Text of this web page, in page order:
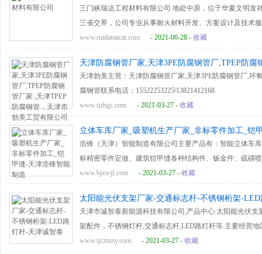
三门峡瑞达工程材料有限公司 地处中原，位于华夏文明发
三省交界，公司专业从事耐火材料开发、方案设计及技术
拥有耐火材料应用技术、热工设备设计技术、保温隔热工
配套炉用材料。 公司主要产品：硅酸铝节能材料系列产品
台车炉、滚筒炉、辊底炉及其他热处理设备的炉衬，产品
建材、工业炉、精密铸造、航天航空、热力管道及民用电
音、节能降耗等用途。 公司竭诚为客户提供优良产品、
好未来。
www.ruidanaicai.com - 2021-06-28 - 收藏
天津防腐钢管厂家,天津3PE防腐钢管厂,TPEP防
工贸有限公司
天津勃美主营：天津防腐钢管厂家,天津3PE防腐钢管厂,环
腐钢管联系电话：15522253225/13821412168
www.tjzhgs.com
- 2021-03-27 - 收藏
立体车库厂家_吸塑机生产厂家_非标零件加工_铠
浩锋（天津）智能制造有限公司主要产品有：智能立体车
标精密零件定做、建筑铠甲缝各种结构件、钣金件、硫磺
谈业务。
www.bjxwjf.com - 2021-03-27 - 收藏
太阳能光伏支架厂家-交通标志杆-不锈钢桁架-
天津市诚智泰新能源科技有限公司,产品中心:太阳能光伏
架配件，不锈钢灯杆,交通标志杆,LED路灯杆等.主要经营
www.tjcztxny.com
- 2021-03-27 - 收藏